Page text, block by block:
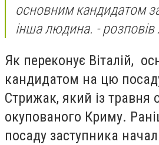
основним кандидатом
інша людина. - розповів
Як переконує Віталій,
кандидатом на цю
Стрижак, який із травня
окупованого Криму.
посаду заступника